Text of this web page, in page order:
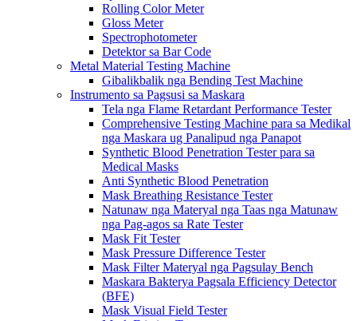
Rolling Color Meter
Gloss Meter
Spectrophotometer
Detektor sa Bar Code
Metal Material Testing Machine
Gibalikbalik nga Bending Test Machine
Instrumento sa Pagsusi sa Maskara
Tela nga Flame Retardant Performance Tester
Comprehensive Testing Machine para sa Medikal
nga Maskara ug Panalipud nga Panapot
Synthetic Blood Penetration Tester para sa
Medical Masks
Anti Synthetic Blood Penetration
Mask Breathing Resistance Tester
Natunaw nga Materyal nga Taas nga Matunaw
nga Pag-agos sa Rate Tester
Mask Fit Tester
Mask Pressure Difference Tester
Mask Filter Materyal nga Pagsulay Bench
Maskara Bakterya Pagsala Efficiency Detector
(BFE)
Mask Visual Field Tester